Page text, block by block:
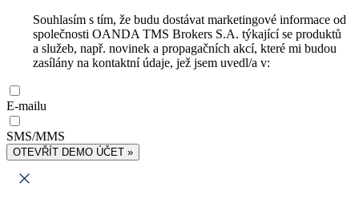
Souhlasím s tím, že budu dostávat marketingové informace od
společnosti OANDA TMS Brokers S.A. týkající se produktů
a služeb, např. novinek a propagačních akcí, které mi budou
zasílány na kontaktní údaje, jež jsem uvedl/a v:
E-mailu
SMS/MMS
OTEVŘÍT DEMO ÚČET »